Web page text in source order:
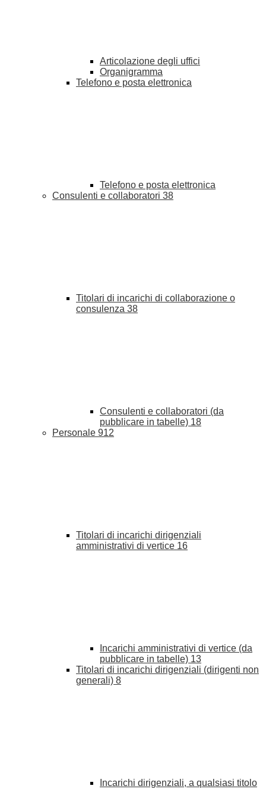
Articolazione degli uffici
Organigramma
Telefono e posta elettronica
Telefono e posta elettronica
Consulenti e collaboratori 38
Titolari di incarichi di collaborazione o
consulenza 38
Consulenti e collaboratori (da
pubblicare in tabelle) 18
Personale 912
Titolari di incarichi dirigenziali
amministrativi di vertice 16
Incarichi amministrativi di vertice (da
pubblicare in tabelle) 13
Titolari di incarichi dirigenziali (dirigenti non
generali) 8
Incarichi dirigenziali, a qualsiasi titolo